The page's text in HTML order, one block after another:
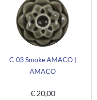
C-03 Smoke AMACO |
AMACO
€20,00